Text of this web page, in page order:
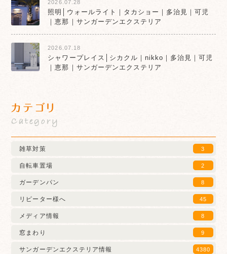
2026.07.28
照明│ウォールライト｜タカショー｜多治見｜可児
｜恵那｜サンガーデンエクステリア
2026.07.18
シャワープレイス│シカクル｜nikko｜多治見｜可児
｜恵那｜サンガーデンエクステリア
カテゴリ
Category
雑草対策 3
自転車置場 2
ガーデンパン 8
リピーター様へ 45
メディア情報 8
窓まわり 9
サンガーデンエクステリア情報 4380